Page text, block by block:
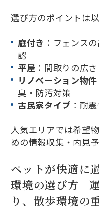
選び方のポイントは
庭付き ：フェンス
認
平屋 ：間取りの広
リノベーション物件
臭・防汚対策
古民家タイプ ：耐
人気エリアでは希望
めの情報収集・内見
ペットが快適に
環境の選び方 -
り、散歩環境の